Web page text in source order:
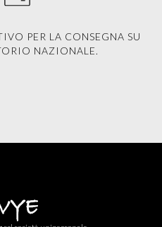
PER LA CONSEGNA SU
NAZIONALE.